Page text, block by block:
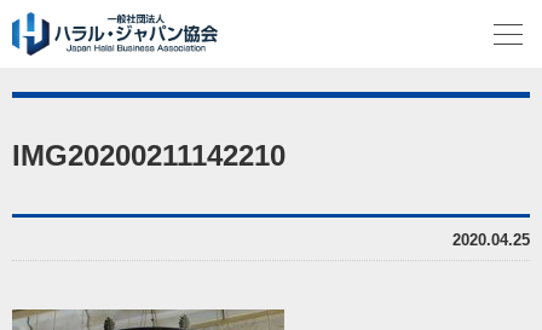
IMG20200211142210
2020.04.25